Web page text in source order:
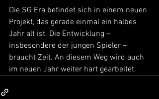
Die SG Era befindet sich in einem neuen
Projekt, das gerade einmal ein halbes
Jahr alt ist. Die Entwicklung –
insbesondere der jungen Spieler –
braucht Zeit. An diesem Weg wird auch
im neuen Jahr weiter hart gearbeitet.